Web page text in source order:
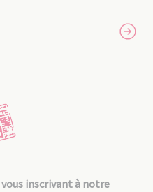
inscrivant à notre